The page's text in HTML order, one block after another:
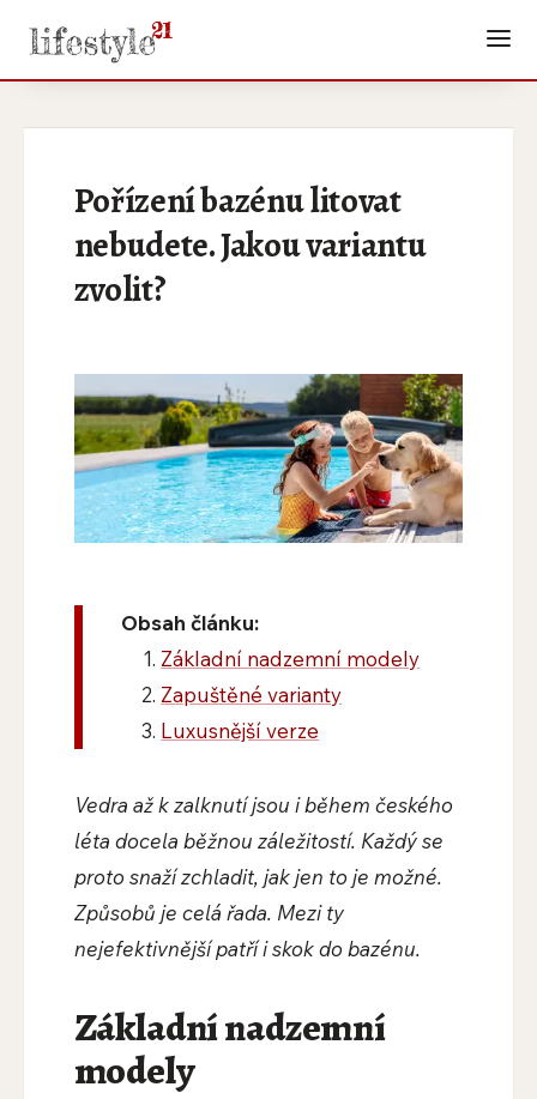
Pořízení bazénu litovat
nebudete. Jakou variantu
zvolit?
Obsah článku:
Základní nadzemní modely
Zapuštěné varianty
Luxusnější verze
Vedra až k zalknutí jsou i během českého
léta docela běžnou záležitostí. Každý se
proto snaží zchladit, jak jen to je možné.
Způsobů je celá řada. Mezi ty
nejefektivnější patří i skok do bazénu.
Základní nadzemní
modely